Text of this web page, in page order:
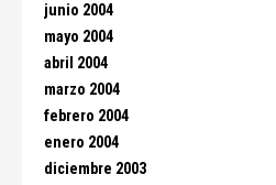
junio 2004
mayo 2004
abril 2004
marzo 2004
febrero 2004
enero 2004
diciembre 2003